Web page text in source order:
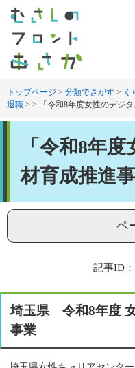
す
。
し
て
トップページ > 分類でさがす > く
退職 > > 「令和8年度女性のデジ
「令和8年
材育成推進
ペ
記事ID
埼玉県 令和8年度
事業